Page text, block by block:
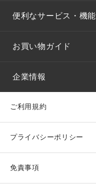
便利なサービス・機能
お買い物ガイド
企業情報
ご利用規約
プライバシーポリシー
免責事項